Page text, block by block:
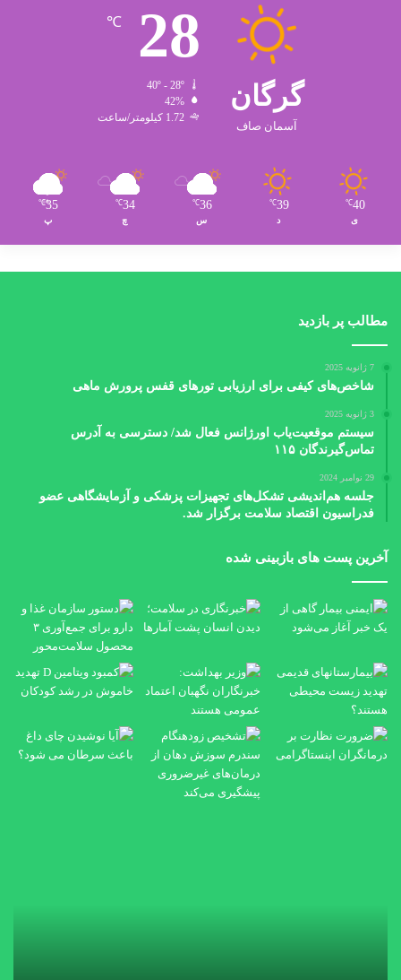
گرگان
آسمان صاف
28
℃
42%
1.72 کیلومتر/ساعت
40
℃
ی
39
℃
د
36
℃
س
34
℃
چ
35
℃
پ
مطالب پر بازدید
7 ژانویه 2025
شاخص‌های کیفی برای ارزیابی تورهای قفس پرورش ماهی
3 ژانویه 2025
سیستم موقعیت‌یاب اورژانس فعال شد/ دسترسی به آدرس
تماس‌گیرندگان ۱۱۵
29 نوامبر 2024
جلسه هم‌اندیشی تشکل‌های تجهیزات پزشکی و آزمایشگاهی عضو
فدراسیون اقتصاد سلامت برگزار شد.
آخرین پست های بازبینی شده